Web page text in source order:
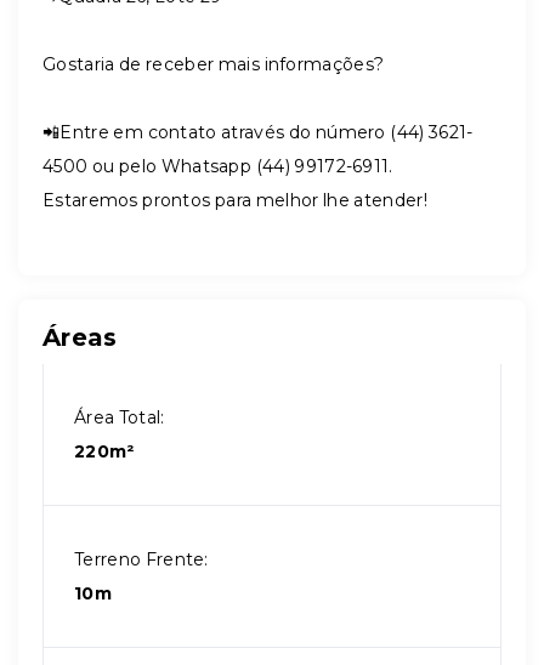
Gostaria de receber mais informações?
📲Entre em contato através do número (44) 3621-
4500 ou pelo Whatsapp (44) 99172-6911.
Estaremos prontos para melhor lhe atender!
Áreas
Área Total:
220m²
Terreno Frente:
10m